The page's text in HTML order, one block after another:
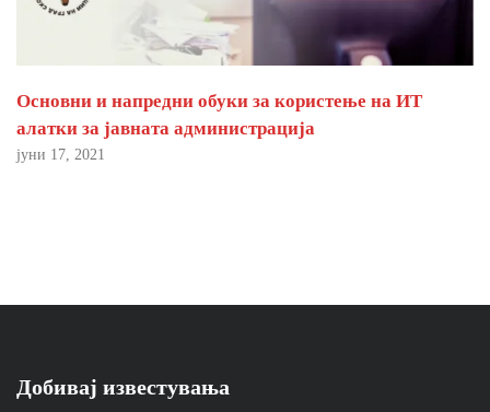
Основни и напредни обуки за користење на ИТ
алатки за јавната администрација
јуни 17, 2021
Добивај известувања